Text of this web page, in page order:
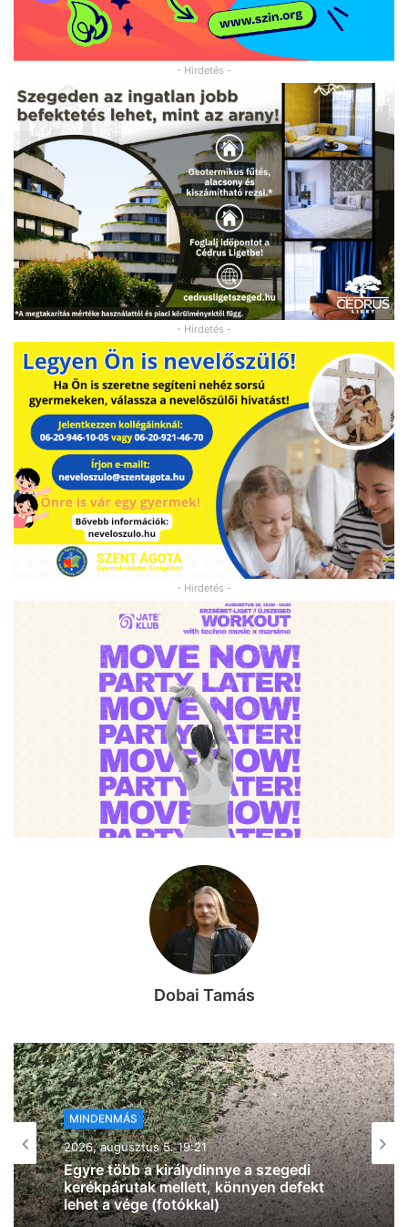
- Hirdetés -
- Hirdetés -
- Hirdetés -
Dobai Tamás
MINDENMÁS
2026, augusztus 5. 18:42
Szegeden is pokoli a hőség,
országszerte 40 fokot mértek – itt a
legfrissebb beszámoló a
hőséghelyzetről